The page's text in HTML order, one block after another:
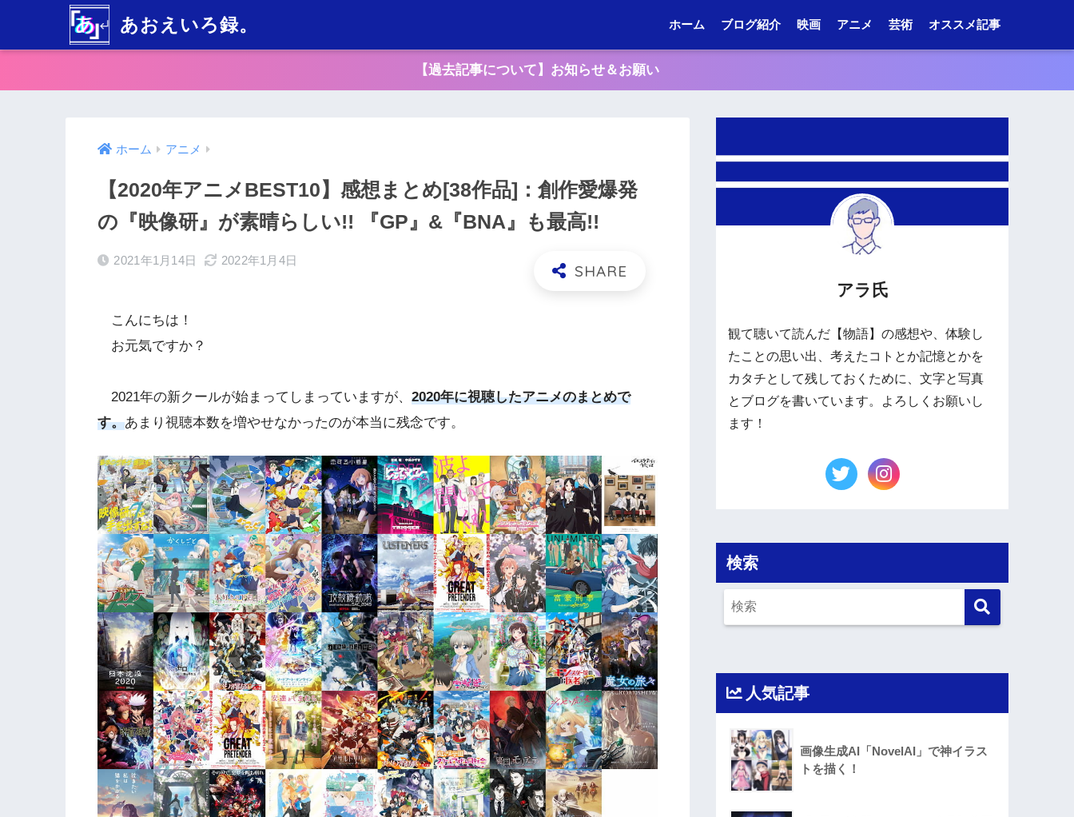
あおえいろ録。 ホーム ブログ紹介 映画 アニメ 芸術 オススメ記事
【過去記事について】お知らせ＆お願い
ホーム アニメ
【2020年アニメBEST10】感想まとめ[38作品]：創作愛爆発
の『映像研』が素晴らしい!! 『GP』&『BNA』も最高!!
2021年1月14日 2022年1月4日
こんにちは！
お元気ですか？
2021年の新クールが始まってしまっていますが、 2020年に視聴したアニメのまとめで
す。あまり視聴本数を増やせなかったのが本当に残念です。
アラ氏
観て聴いて読んだ【物語】の感想や、体験し
たことの思い出、考えたコトとか記憶とかを
カタチとして残しておくために、文字と写真
とブログを書いています。よろしくお願いし
ます！
検索
人気記事
画像生成AI「NovelAI」で神イラス
トを描く！